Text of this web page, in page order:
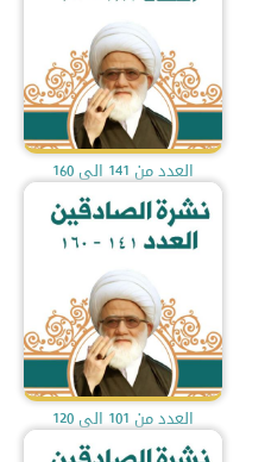
العدد من 141 الى 160
العدد من 101 الى 120